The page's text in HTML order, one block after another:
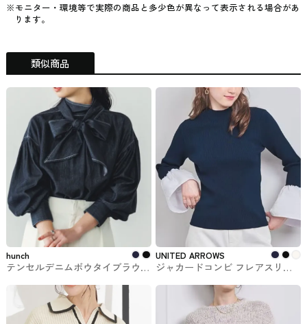
※モニター・環境等で実際の商品と多少色が異なって表示される場合があ
ります。
類似商品
hunch
テンセルデニムボウタイブラウス
UNITED ARROWS
ジャカードコンビ フレアスリー
ップス